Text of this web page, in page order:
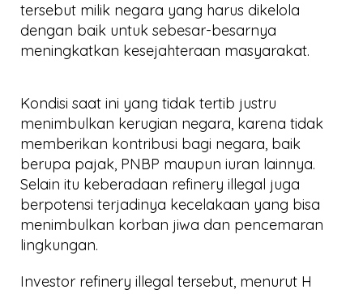
tersebut milik negara yang harus dikelola
dengan baik untuk sebesar-besarnya
meningkatkan kesejahteraan masyarakat.
Kondisi saat ini yang tidak tertib justru
menimbulkan kerugian negara, karena tidak
memberikan kontribusi bagi negara, baik
berupa pajak, PNBP maupun iuran lainnya.
Selain itu keberadaan refinery illegal juga
berpotensi terjadinya kecelakaan yang bisa
menimbulkan korban jiwa dan pencemaran
lingkungan.
Investor refinery illegal tersebut, menurut H